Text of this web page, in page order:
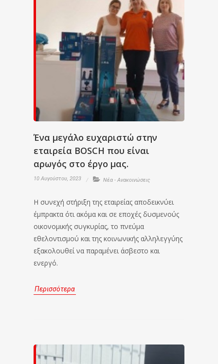
Ένα μεγάλο ευχαριστώ στην
εταιρεία BOSCH που είναι
αρωγός στο έργο μας.
10 Αυγούστου, 2023 Νέα - Ανακοινώσεις
Η συνεχή στήριξη της εταιρείας αποδεικνύει
έμπρακτα ότι ακόμα και σε εποχές δυσμενούς
οικονομικής συγκυρίας, το πνεύμα
εθελοντισμού και της κοινωνικής αλληλεγγύης
εξακολουθεί να παραμένει άσβεστο και
ενεργό.
Περισσότερα